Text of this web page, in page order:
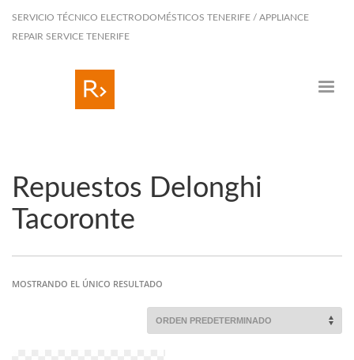
SERVICIO TÉCNICO ELECTRODOMÉSTICOS TENERIFE / APPLIANCE
REPAIR SERVICE TENERIFE
Repuestos Delonghi
Tacoronte
MOSTRANDO EL ÚNICO RESULTADO